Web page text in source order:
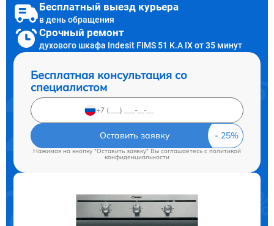
Бесплатный выезд курьера
в день обращения
Срочный ремонт
духового шкафа Indesit FIMS 51 K.A IX от 35 минут
Бесплатная консультация со
специалистом
Оставить заявку
Нажимая на кнопку "Оставить заявку" Вы соглашаетесь cполитикой
конфиденциальности